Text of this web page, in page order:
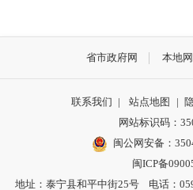
省市政府网 本地
联系我们 | 站点地图 |
网站标识码：
闽公网安备：
闽ICP备
地址：泰宁县和平中街25号 电话：